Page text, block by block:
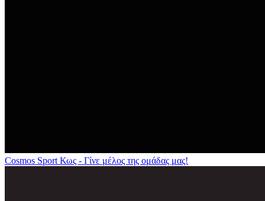
Cosmos Sport Κως - Γίνε μέλος της ομάδας μας!